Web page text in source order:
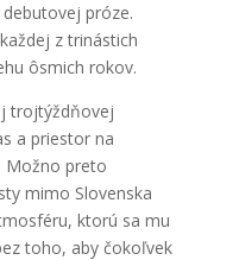
próze.
z trinástich
ôsmich rokov.
trojtýždňovej
a priestor na
Možno preto
mimo Slovenska
ktorú sa mu
toho, aby čokoľvek